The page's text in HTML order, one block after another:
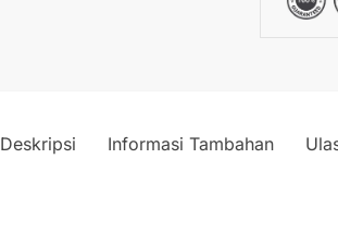
Deskripsi Informasi Tambahan